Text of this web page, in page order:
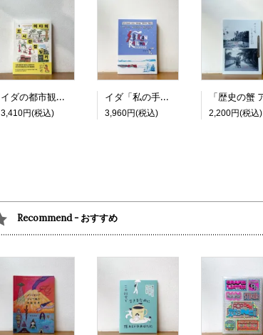
イダの都市観察日記
3,410円(税込)
イダ「私の手で：シベリア横断鉄道」
3,960円(税込) 2,200円(税込)
Recommend - おすすめ